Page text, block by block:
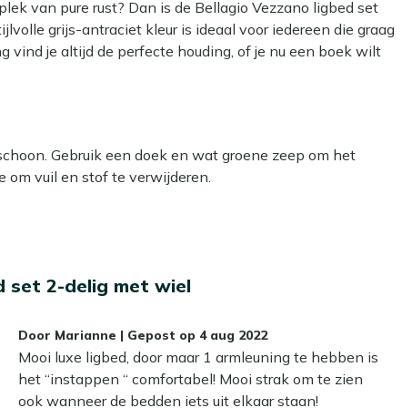
van pure rust? Dan is de Bellagio Vezzano ligbed set
grijs-antraciet kleur is ideaal voor iedereen die graag
vind je altijd de perfecte houding, of je nu een boek wilt
de ligbedden moeiteloos naar de zonnigste plek in je
betekent dat het niet kan doorroesten en
wat zorgt voor een comfortabele en ademende
Gebruik een doek en wat groene zeep om het
om vuil en stof te verwijderen.
reiniger voor het frame. Deze is eenvoudig in gebruik
kun je een beschermende laag aanbrengen met onze
mooi en hoef je minder vaak schoon te maken. Dat is
set 2-delig met wiel
Door Marianne | Gepost op 4 aug 2022
Mooi luxe ligbed, door maar 1 armleuning te hebben is
het “instappen “ comfortabel! Mooi strak om te zien
ook wanneer de bedden iets uit elkaar staan!